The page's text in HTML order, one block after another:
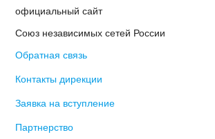
официальный сайт
Союз независимых сетей России
Обратная связь
Контакты дирекции
Заявка на вступление
Партнерство